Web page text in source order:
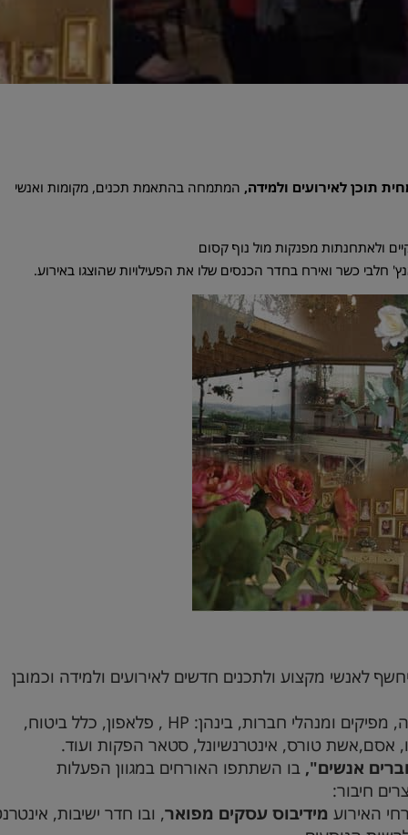
תוכן לאירועים ולמידה, המתמחה בהתאמת תכנים, מקומות ואנשי
ולאתחנתות מפנקות מול נוף קסום
חלבי כשר ואירח בחדר הכנסים שלו את הפעילויות שהוצגו באירוע.
לאנשי מקצוע ולתכנים חדשים לאירועים ולמידה וכמובן
ומנהלי חברות, בינהן: HP , פלאפון, כלל ביטוח,
אסם,אשת טורס, אינטרנשיונל, סטאר הפקות ועוד.
אנשים", בו השתתפו האורחים במגוון הפעלות
חיבור:
האירוע מידיבוס עסקים מפואר, ובו חדר ישיבות,